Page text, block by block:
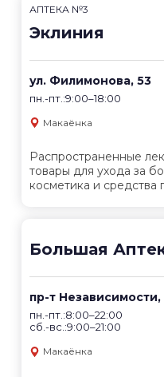
АПТЕКА №3
Эклиния
ул. Филимонова, 53
пн.-пт.:9:00–18:00
Макаёнка
Распространенные
товары для ухода за
косметика и средства
Большая
пр-т Независимости,
пн.-пт.:8:00–22:00
сб.-вс.:9:00–21:00
Макаёнка